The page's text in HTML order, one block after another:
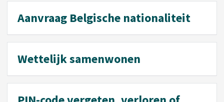
Aanvraag Belgische nationaliteit
Wettelijk samenwonen